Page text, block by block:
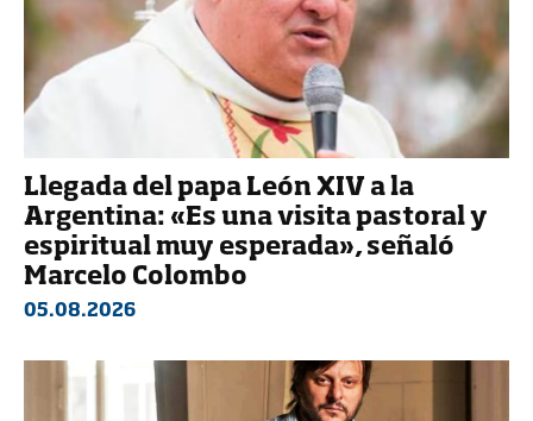
Llegada del papa León XIV a la
Argentina: «Es una visita pastoral y
espiritual muy esperada», señaló
Marcelo Colombo
05.08.2026